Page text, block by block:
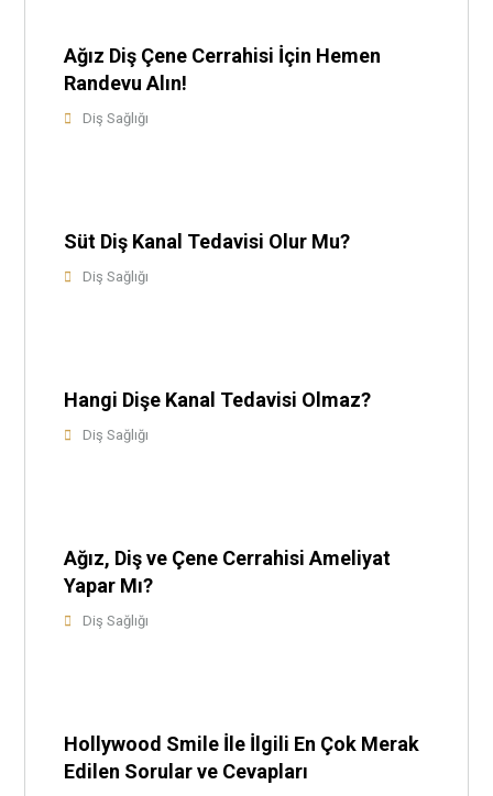
Ağız Diş Çene Cerrahisi İçin Hemen
Randevu Alın!
Diş Sağlığı
Süt Diş Kanal Tedavisi Olur Mu?
Diş Sağlığı
Hangi Dişe Kanal Tedavisi Olmaz?
Diş Sağlığı
Ağız, Diş ve Çene Cerrahisi Ameliyat
Yapar Mı?
Diş Sağlığı
Hollywood Smile İle İlgili En Çok Merak
Edilen Sorular ve Cevapları